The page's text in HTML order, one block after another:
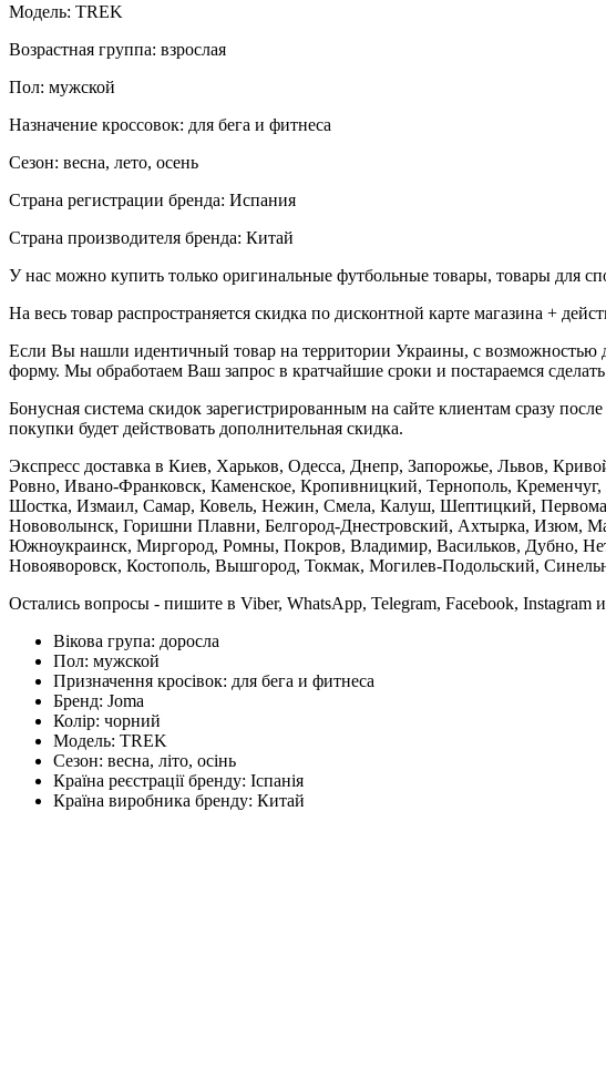
Модель: TREK
Возрастная группа: взрослая
Пол: мужской
Назначение кроссовок: для бега и фитнеса
Сезон: весна, лето, осень
Страна регистрации бренда: Испания
Страна производителя бренда: Китай
У нас можно купить только оригинальные футбольные товары, товары для
На весь товар распространяется скидка по дисконтной карте магазина +
Если Вы нашли идентичный товар на территории Украины, с возможностью
форму. Мы обработаем Ваш запрос в кратчайшие сроки и постараемся
Бонусная система скидок зарегистрированным на сайте клиентам сразу
покупки будет действовать дополнительная скидка.
Экспресс доставка в Киев, Харьков, Одесса, Днепр, Запорожье, Львов,
Ровно, Ивано-Франковск, Каменское, Кропивницкий, Тернополь,
Шостка, Измаил, Самар, Ковель, Нежин, Смела, Калуш, Шептицкий,
Нововолынск, Горишни Плавни, Белгород-Днестровский, Ахтырка, Изюм,
Южноукраинск, Миргород, Ромны, Покров, Владимир, Васильков, Дубно,
Новояворовск, Костополь, Вышгород, Токмак, Могилев-Подольский,
Остались вопросы - пишите в Viber, WhatsApp, Telegram, Facebook,
Вікова група: доросла
Пол: мужской
Призначення кросівок: для бега и фитнеса
Бренд: Joma
Колір: чорний
Модель: TREK
Сезон: весна, літо, осінь
Країна реєстрації бренду: Іспанія
Країна виробника бренду: Китай